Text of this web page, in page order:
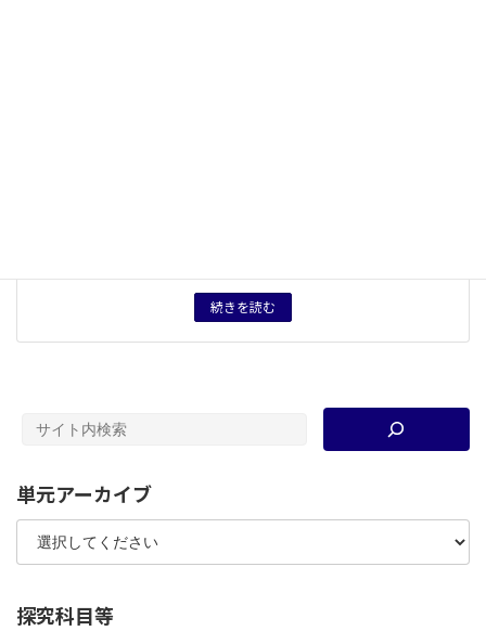
続きを読む
単元アーカイブ
探究科目等